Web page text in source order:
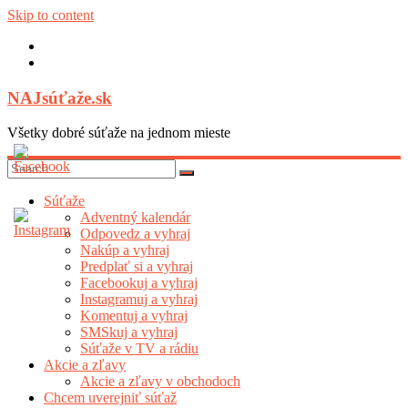
Skip to content
NAJsúťaže.sk
Všetky dobré súťaže na jednom mieste
Súťaže
Adventný kalendár
Odpovedz a vyhraj
Nakúp a vyhraj
Predplať si a vyhraj
Facebookuj a vyhraj
Instagramuj a vyhraj
Komentuj a vyhraj
SMSkuj a vyhraj
Súťaže v TV a rádiu
Akcie a zľavy
Akcie a zľavy v obchodoch
Chcem uverejniť súťaž